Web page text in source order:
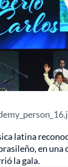
latina
en una
la gala.